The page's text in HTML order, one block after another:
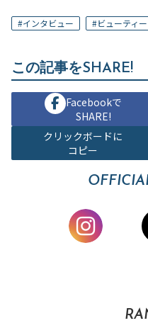
#インタビュー #ビューティー
この記事をSHARE!
Facebookで
SHARE!
クリックボードに
コピー